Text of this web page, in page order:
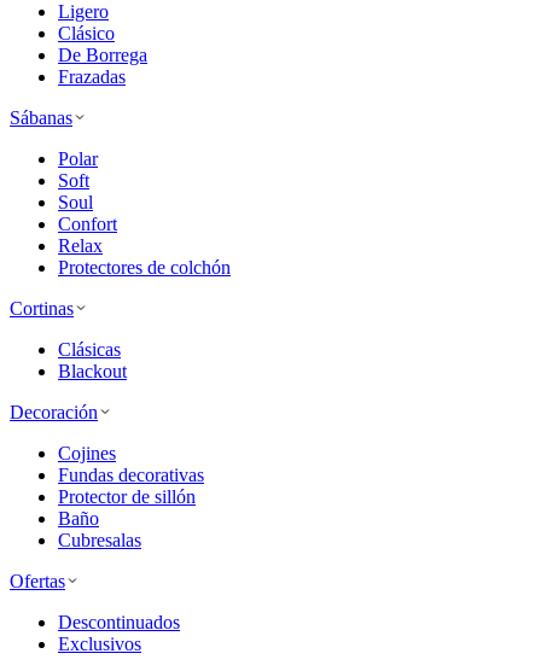
Ligero
Clásico
De Borrega
Frazadas
Sábanas
Polar
Soft
Soul
Confort
Relax
Protectores de colchón
Cortinas
Clásicas
Blackout
Decoración
Cojines
Fundas decorativas
Protector de sillón
Baño
Cubresalas
Ofertas
Descontinuados
Exclusivos